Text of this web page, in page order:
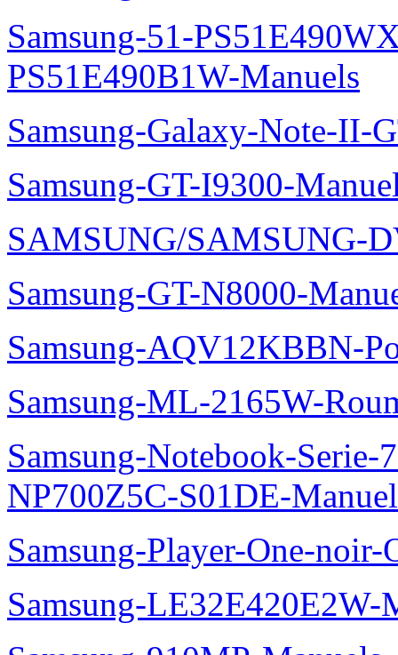
Samsung-51-
PS51E490B1W-Manuels
Samsung-Galaxy-Note-II-
Samsung-GT-I9300-
SAMSUNG/SAMSUNG-
Samsung-GT-N8000-
Samsung-AQV12KBBN-
Samsung-ML-2165W-
Samsung-Notebook-
NP700Z5C-S01DE-
Samsung-Player-One-
Samsung-LE32E420E2W-